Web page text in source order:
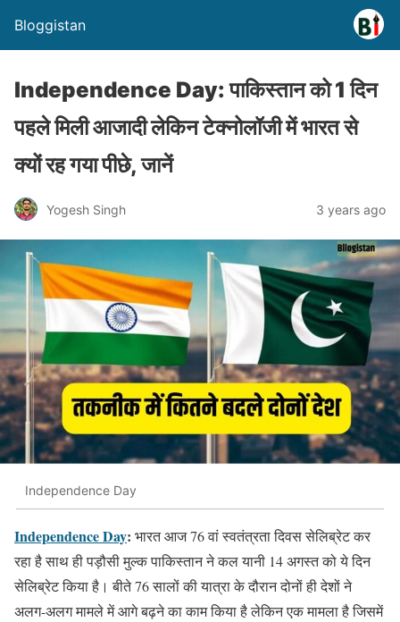
Bloggistan
Independence Day: पाकिस्तान को 1 दिन
पहले मिली आजादी लेकिन टेक्नोलॉजी में भारत से
क्यों रह गया पीछे, जानें
Yogesh Singh 3 years ago
Independence Day
Independence Day: भारत आज 76 वां स्वतंत्रता दिवस सेलिब्रेट कर
रहा है साथ ही पड़ौसी मुल्क पाकिस्तान ने कल यानी 14 अगस्त को ये दिन
सेलिब्रेट किया है। बीते 76 सालों की यात्रा के दौरान दोनों ही देशों ने
अलग-अलग मामले में आगे बढ़ने का काम किया है लेकिन एक मामला है जिसमें